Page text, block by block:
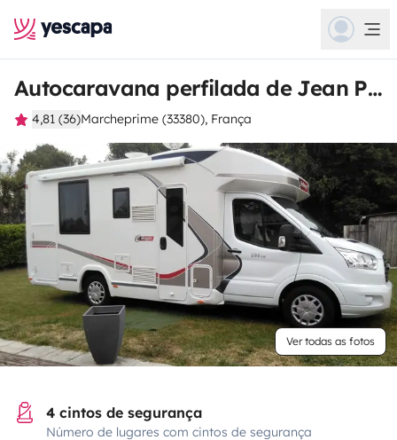
Autocaravana perfilada de Jean Paul
4,81 (36)Marcheprime (33380), França
Ver todas as fotos
4 cintos de segurança
Número de lugares com cintos de segurança